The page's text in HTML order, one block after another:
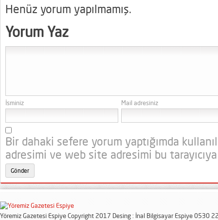
Henüz yorum yapılmamış.
Yorum Yaz
İsminiz Mail adresiniz
Bir dahaki sefere yorum yaptığımda
adresimi ve web site adresimi bu
Yöremiz Gazetesi Espiye Copyright 2017 Desing : İnal Bilgisayar Espiye 0530